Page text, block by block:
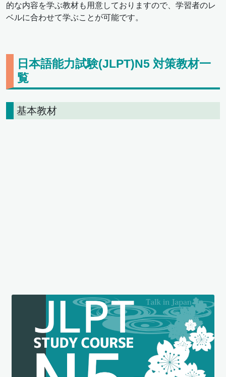
的な内容を学ぶ教材も用意しておりますので、学習者のレ
ベルに合わせて学ぶことが可能です。
日本語能力試験(JLPT)N5 対策教材一
覧
基本教材